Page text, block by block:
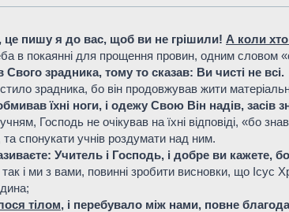
це пишу я до вас, щоб ви не грішили! А коли
в покаянні для прощення провин, одним словом
Свого зрадника, тому то сказав: Ви чисті не всі.
зрадника, бо він продовжував жити
їхні ноги, і одежу Свою Він надів,
Господь не очікував на їхні відповіді, «бо
та спонукати учнів роздумати над ним.
Учитель і Господь, і добре ви кажете,
так і ми з вами, повинні зробити висновки, що Ісус
тілом, і перебувало між нами, повне